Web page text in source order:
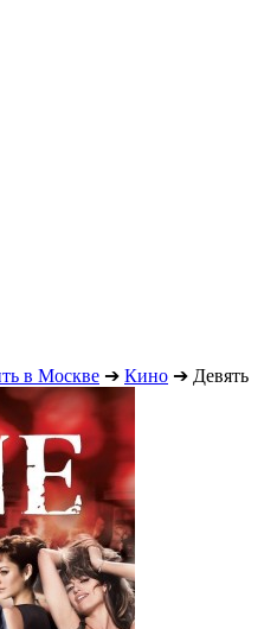
в Москве ➔ Кино ➔ Девять